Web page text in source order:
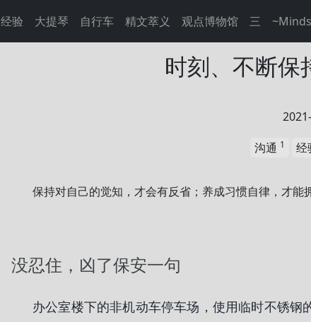
经验 大提琴 自行车 精文萃义 观点博物馆 三
时刻、不断保
沟通 1 经
保持对自己的觉知，才会有反省；养成习惯自律，才能
没忍住，凶了保安一句
办公室楼下的非机动车停车场，使用临时不锈钢